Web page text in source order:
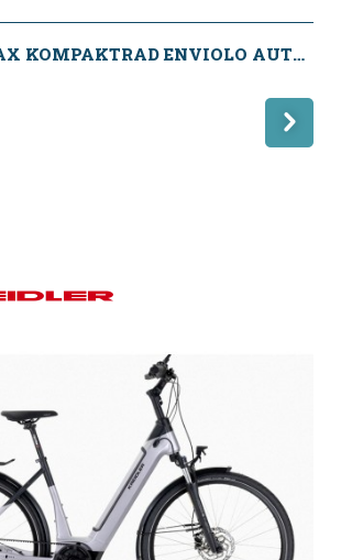
QIO LONG CLAX KOMPAKTRAD ENVIOLO AUTOMATIC (800WH) 2026